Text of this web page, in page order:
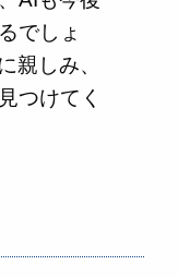
でしょ
親しみ、
つけてく